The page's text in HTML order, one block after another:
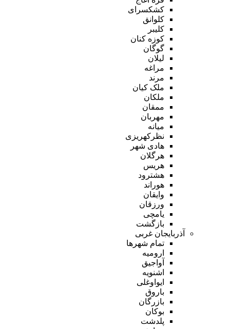
کشکسرای
کلوانق
کلیبر
کوزه کنان
گوگان
لیلان
مراغه
مرند
ملک کیان
ملکان
ممقان
مهربان
میانه
نظرکهریزی
هادی شهر
هرگلان
هریس
هشترود
هوراند
وایقان
ورزقان
یامچی
بازگشت
آذربایجان غربی
تمام شهر‌ها
ارومیه
آواجیق
اشنویه
ایواوغلی
باروق
بازرگان
بوکان
پلدشت